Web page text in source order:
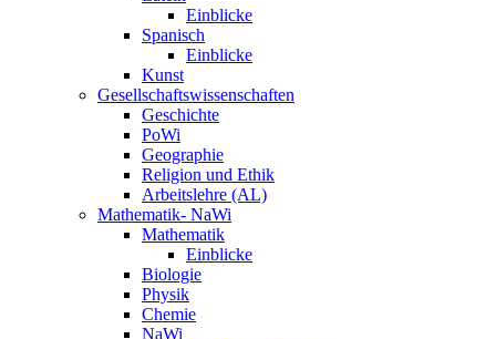
Einblicke
Spanisch
Einblicke
Kunst
Gesellschaftswissenschaften
Geschichte
PoWi
Geographie
Religion und Ethik
Arbeitslehre (AL)
Mathematik- NaWi
Mathematik
Einblicke
Biologie
Physik
Chemie
NaWi